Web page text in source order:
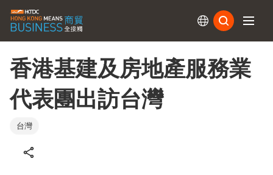
香港基建及房地產服務業
代表團出訪台灣
台灣